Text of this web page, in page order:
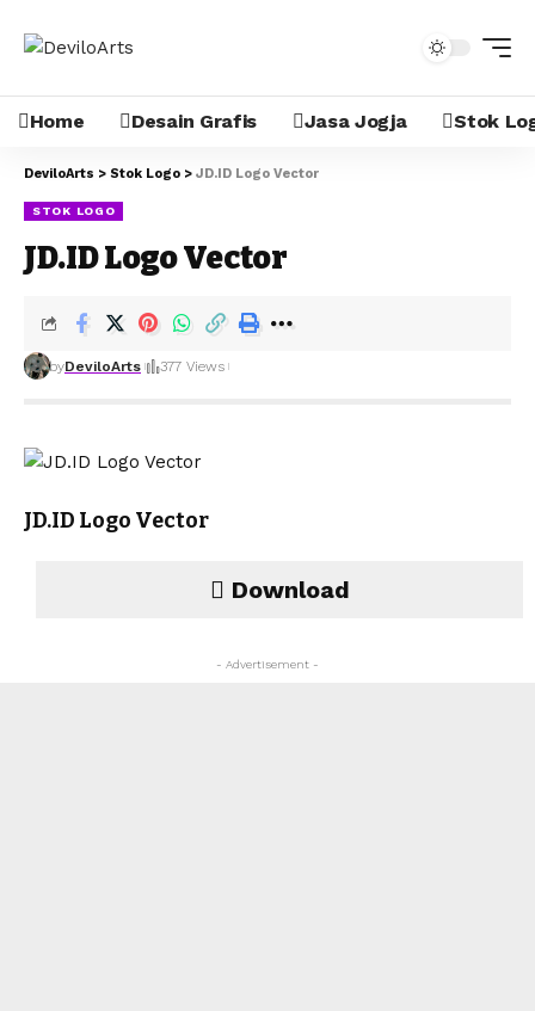
Home Desain Grafis Jasa Jogja Stok
DeviloArts > Stok Logo > JD.ID Logo Vector
STOK LOGO
JD.ID Logo Vector
byDeviloArts 377 Views
JD.ID Logo Vector
Download
- Advertisement -